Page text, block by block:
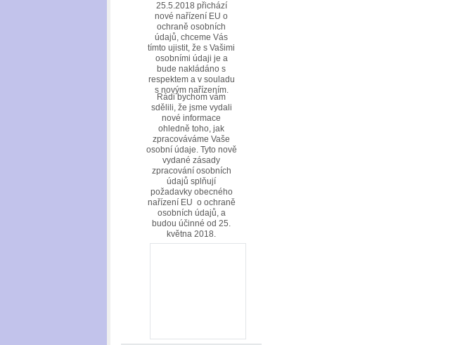
25.5.2018 přichází
nové nařízení EU o
ochraně osobních
údajů, chceme Vás
tímto ujistit, že s Vašimi
osobními údaji je a
bude nakládáno s
respektem a v souladu
s novým nařízením.
Rádi bychom vám
sdělili, že jsme vydali
nové informace
ohledně toho, jak
zpracováváme Vaše
osobní údaje. Tyto nově
vydané zásady
zpracování osobních
údajů splňují
požadavky obecného
nařízení EU o ochraně
osobních údajů, a
budou účinné od 25.
května 2018.